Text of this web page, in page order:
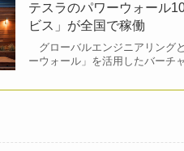
テスラのパワーウォール
ビス」が全国で稼働
グローバルエンジニアリング
ーウォール」を活用したバーチ